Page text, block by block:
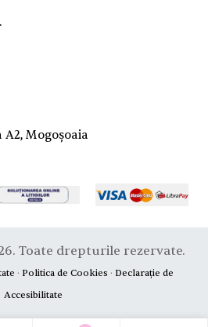
A2, Mogoșoaia
Toate drepturile rezervate.
· Politica de Cookies · Declarație de
Accesibilitate